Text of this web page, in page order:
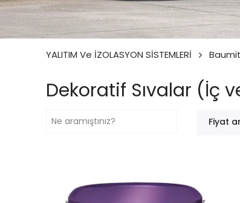
YALITIM Ve İZOLASYON SİSTEMLERİ
Dekoratif Sıvalar (İç
Fiyat